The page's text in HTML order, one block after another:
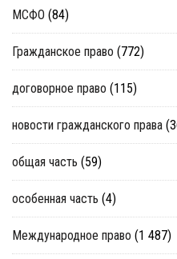
МСФО (84)
Гражданское право (772)
договорное право (115)
новости гражданского права
общая часть (59)
особенная часть (4)
Международное право (1 487)